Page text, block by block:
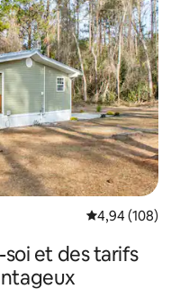
Évaluation
4,94 (108)
et des tarifs